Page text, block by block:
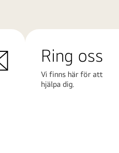
Ring oss
Vi finns här för att
hjälpa dig.